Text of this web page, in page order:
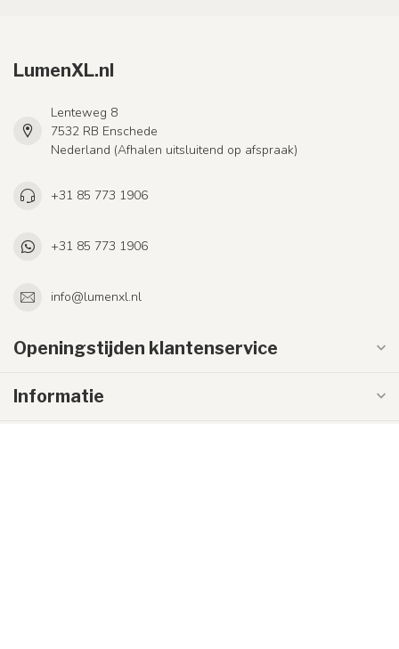
LumenXL.nl
Lenteweg 8
7532 RB Enschede
Nederland (Afhalen uitsluitend op afspraak)
+31 85 773 1906
+31 85 773 1906
info@lumenxl.nl
Openingstijden klantenservice
Informatie